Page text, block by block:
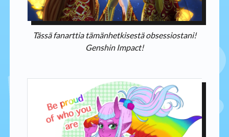
Tässä fanarttia tämänhetkisestä obsessiostani!
Genshin Impact!